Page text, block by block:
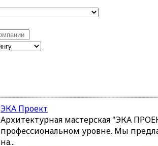
ЭКА Проект
Архитектурная мастерская "ЭКА
профессиональном уровне. Мы
на...